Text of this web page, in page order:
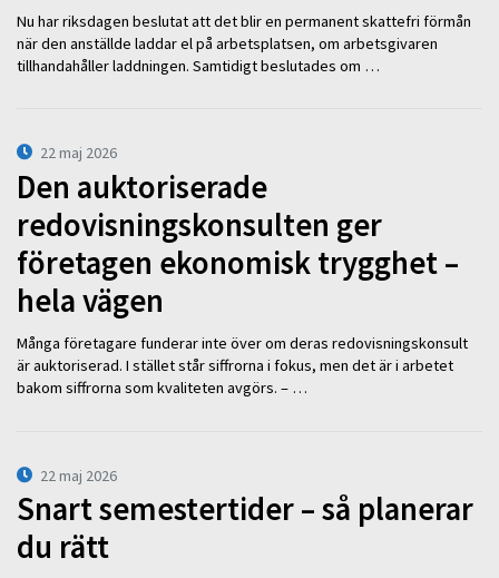
Nu har riksdagen beslutat att det blir en permanent skattefri förmån
när den anställde laddar el på arbetsplatsen, om arbetsgivaren
tillhandahåller laddningen. Samtidigt beslutades om …
22 maj 2026
Den auktoriserade
redovisningskonsulten ger
företagen ekonomisk trygghet –
hela vägen
Många företagare funderar inte över om deras redovisningskonsult
är auktoriserad. I stället står siffrorna i fokus, men det är i arbetet
bakom siffrorna som kvaliteten avgörs. – …
22 maj 2026
Snart semestertider – så planerar
du rätt